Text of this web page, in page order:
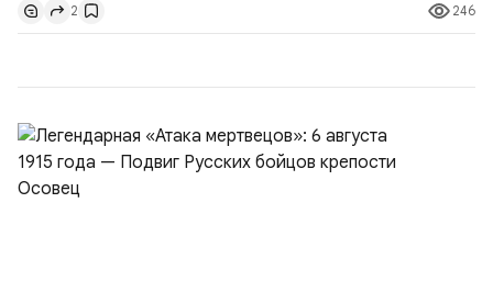
доверенности;Отказ в заключении кредитного
договора, предоставлении государственных и
2 246